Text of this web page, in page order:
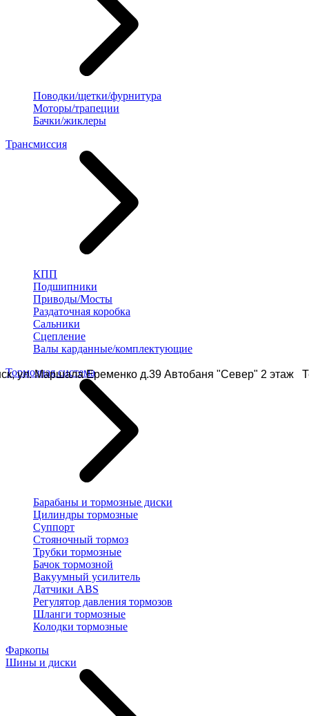
ул. Маршала Еременко д.39 Автобаня "Север" 2 этаж
Поводки/щетки/фурнитура
Моторы/трапеции
Бачки/жиклеры
Трансмиссия
КПП
Подшипники
Приводы/Мосты
Раздаточная коробка
Сальники
Сцепление
Валы карданные/комплектующие
Тормозная система
Барабаны и тормозные диски
Цилиндры тормозные
Суппорт
Стояночный тормоз
Трубки тормозные
Бачок тормозной
Вакуумный усилитель
Датчики ABS
Регулятор давления тормозов
Шланги тормозные
Колодки тормозные
Фаркопы
Шины и диски